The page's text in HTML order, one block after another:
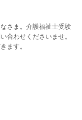
さま。介護福祉士受験
合わせくださいませ。
ます。